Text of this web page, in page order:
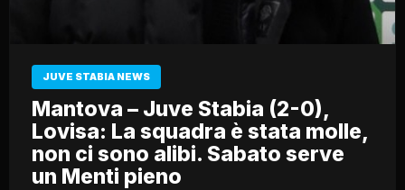
JUVE STABIA NEWS
Mantova – Juve Stabia (2-0),
Lovisa: La squadra è stata molle,
non ci sono alibi. Sabato serve
un Menti pieno